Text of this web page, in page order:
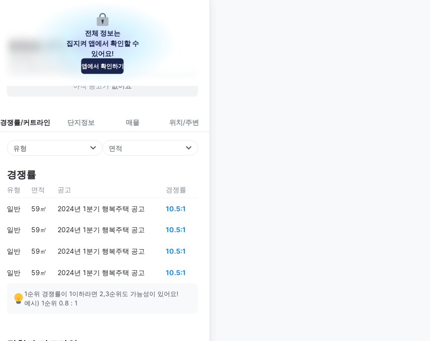
전천로 273-15
강원특별자치도 동해시 전천로 273-15
년차)
아직 공고가 없어요
경쟁률/커트라인 단지정보 매물 위치/주변
유형 면적
경쟁률
전체 정보는
집지켜 앱에서 확인할 수
있어요!
앱에서 확인하기
유형 면적 공고 경쟁률
일반 59㎡ 2024년 1분기 행복주택 공고 10.5:1
일반 59㎡ 2024년 1분기 행복주택 공고 10.5:1
일반 59㎡ 2024년 1분기 행복주택 공고 10.5:1
일반 59㎡ 2024년 1분기 행복주택 공고 10.5:1
1순위 경쟁률이 1이하라면 2,3순위도 가능성이 있어요!
예시) 1순위 0.8 : 1